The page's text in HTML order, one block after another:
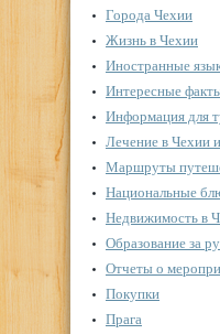
Города Чехии
Жизнь в Чехии
Иностранные
Интересные
Информация для
Лечение в Чехии
Маршруты
Национальные
Недвижимость в
Образование за
Отчеты о
Покупки
Прага